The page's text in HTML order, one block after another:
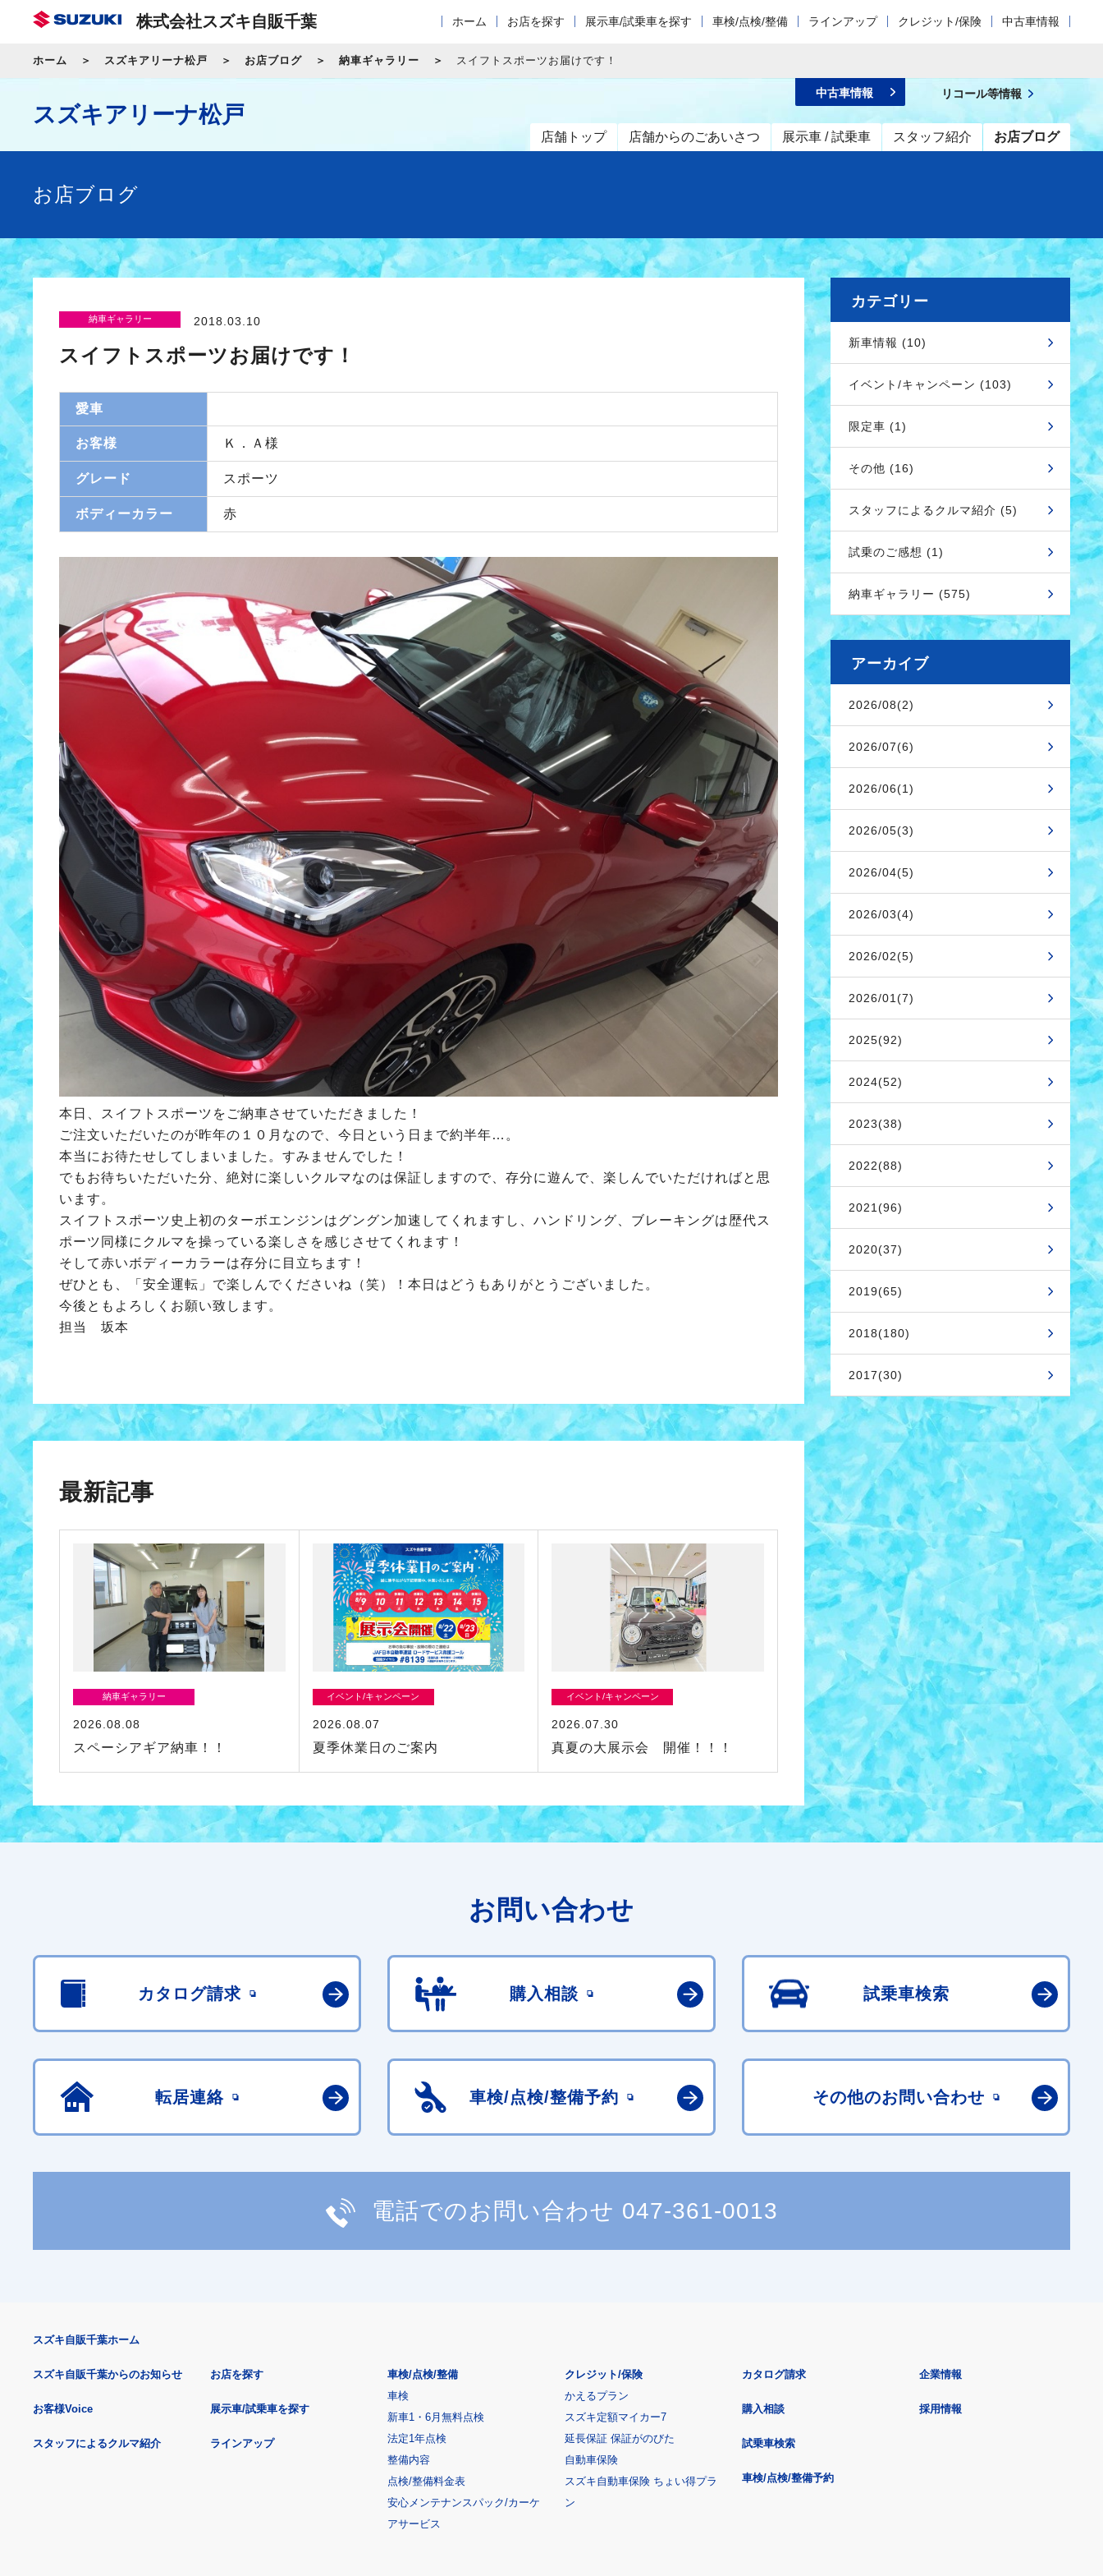
株式会社スズキ自販千葉 ホーム お店を探す 展示車/試乗車を探す 車検/点検/整備 ラインアップ クレジット/保険 中古車情報
ホーム スズキアリーナ松戸 お店ブログ 納車ギャラリー スイフトスポーツお届けです！
スズキアリーナ松戸
店舗トップ 店舗からのごあいさつ 展示車 / 試乗車 スタッフ紹介 お店ブログ
中古車情報 リコール等情報
お店ブログ
納車ギャラリー 2018.03.10
スイフトスポーツお届けです！
愛車
お客様 Ｋ．Ａ様
グレード スポーツ
ボディーカラー 赤
本日、スイフトスポーツをご納車させていただきました！
ご注文いただいたのが昨年の１０月なので、今日という日まで約半年…。
本当にお待たせしてしまいました。すみませんでした！
でもお待ちいただいた分、絶対に楽しいクルマなのは保証しますので、存分に遊んで、楽しんでいただければと思
います。
スイフトスポーツ史上初のターボエンジンはグングン加速してくれますし、ハンドリング、ブレーキングは歴代ス
ポーツ同様にクルマを操っている楽しさを感じさせてくれます！
そして赤いボディーカラーは存分に目立ちます！
ぜひとも、「安全運転」で楽しんでくださいね（笑）！本日はどうもありがとうございました。
今後ともよろしくお願い致します。
担当 坂本
最新記事
納車ギャラリー
2026.08.08
スペーシアギア納車！！
イベント/キャンペーン
2026.08.07
夏季休業日のご案内
イベント/キャンペーン
2026.07.30
真夏の大展示会 開催！！！
カテゴリー
新車情報 (10)
イベント/キャンペーン (103)
限定車 (1)
その他 (16)
スタッフによるクルマ紹介 (5)
試乗のご感想 (1)
納車ギャラリー (575)
アーカイブ
2026/08(2)
2026/07(6)
2026/06(1)
2026/05(3)
2026/04(5)
2026/03(4)
2026/02(5)
2026/01(7)
2025(92)
2024(52)
2023(38)
2022(88)
2021(96)
2020(37)
2019(65)
2018(180)
2017(30)
お問い合わせ
カタログ請求 購入相談 試乗車検索
転居連絡 車検/点検/整備予約 その他のお問い合わせ
電話でのお問い合わせ 047-361-0013
スズキ自販千葉ホーム
スズキ自販千葉からのお知らせ
お客様Voice
スタッフによるクルマ紹介
お店を探す
展示車/試乗車を探す
ラインアップ
車検/点検/整備
車検
新車1・6月無料点検
法定1年点検
整備内容
点検/整備料金表
安心メンテナンスパック/カーケ
アサービス
クレジット/保険
かえるプラン
スズキ定額マイカー7
延長保証 保証がのびた
自動車保険
スズキ自動車保険 ちょい得プラ
ン
カタログ請求
購入相談
試乗車検索
車検/点検/整備予約
企業情報
採用情報